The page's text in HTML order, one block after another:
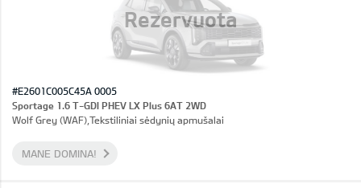
Rezervuota
#E2601C005C45A 0005
Sportage 1.6 T-GDI PHEV LX Plus 6AT 2WD
Wolf Grey (WAF),Tekstiliniai sėdynių apmušalai
MANE DOMINA!